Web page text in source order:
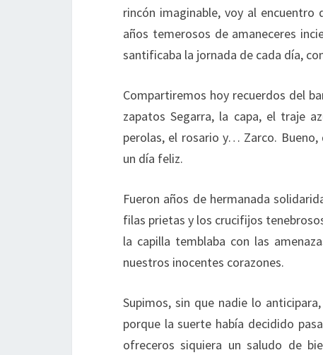
rincón imaginable, voy al encuentro
años temerosos de amaneceres
santificaba la jornada de cada día,
Compartiremos hoy recuerdos del
zapatos Segarra, la capa, el traje
perolas, el rosario y… Zarco.
un día feliz.
Fueron años de hermanada
filas prietas y los crucifijos
la capilla temblaba con las
nuestros inocentes corazones.
Supimos, sin que nadie lo
porque la suerte había decidido
ofreceros siquiera un saludo de